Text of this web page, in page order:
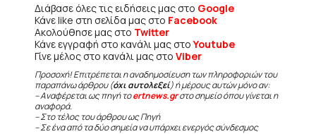
Διάβασε όλες τις ειδήσεις μας στο Google
Κάνε like στη σελίδα μας στο Facebook
Ακολούθησε μας στο Twitter
Κάνε εγγραφή στο κανάλι μας στοYoutube
Γίνε μέλος στο κανάλι μας στο Viber
Προσοχή! Επιτρέπεται η αναδημοσίευση των πληροφοριών του
παραπάνω άρθρου (όχι αυτολεξεί) ή μέρους αυτών μόνο αν:
– Αναφέρεται ως πηγή τοertnews.grστο σημείο όπου γίνεται η
αναφορά.
– Στο τέλος του άρθρου ως Πηγή
– Σε ένα από τα δύο σημεία να υπάρχει ενεργός σύνδεσμος